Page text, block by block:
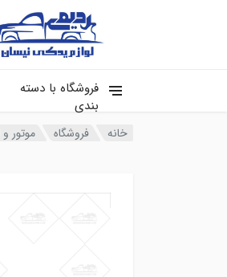
فروشگاه با دسته
بندی
خانه فروشگاه موتور و